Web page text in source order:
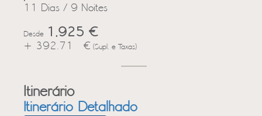
11 Dias / 9 Noites
Desde 1,925 €
+ 392.71 € (Supl. e Taxas)
Itinerário
Itinerário Detalhado